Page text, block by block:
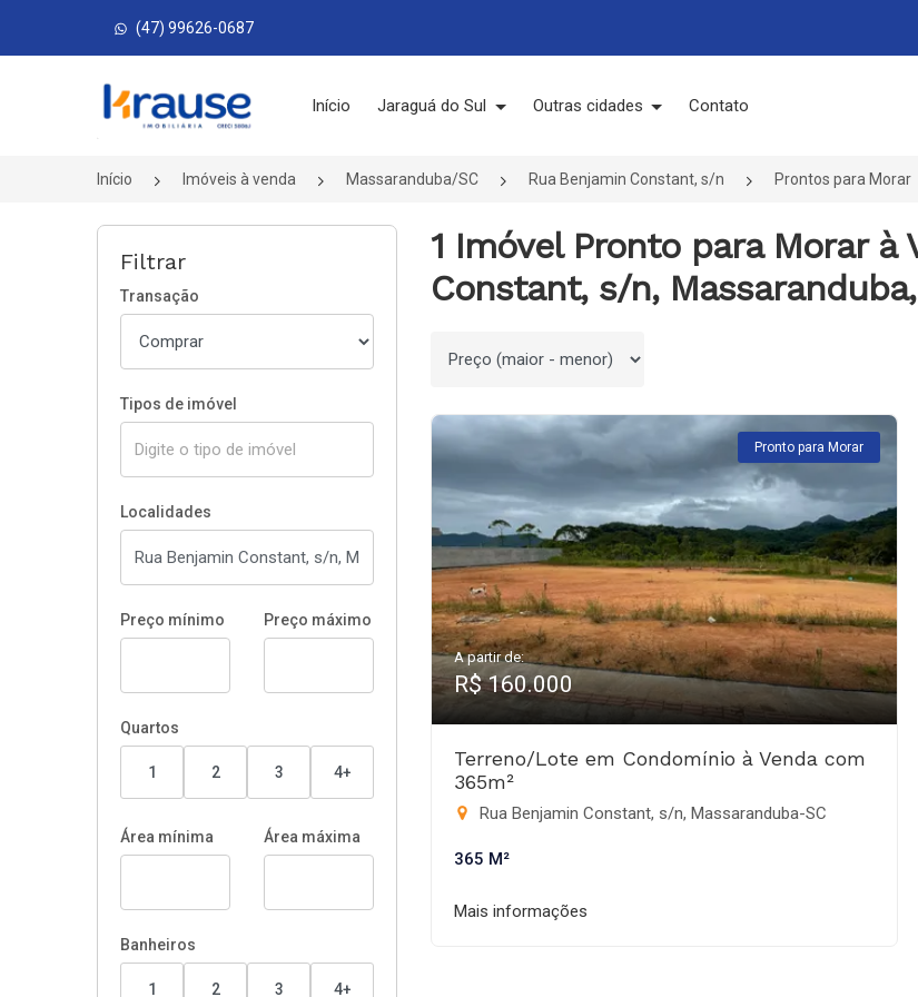
(47) 99626-0687
Página inicial
Início Jaraguá do Sul Outras cidades Contato
Início Imóveis à venda Massaranduba/SC Rua Benjamin Constant, s/n Prontos para Morar
Filtrar
Transação
Tipos de imóvel
Localidades
Preço mínimo Preço máximo
Quartos
1 2 3 4+
Área mínima Área máxima
Banheiros
1 2 3 4+
1 Imóvel Pronto para Morar à
Constant, s/n,
Ordenar por
Pronto para Morar
A partir de:
R$ 160.000
Terreno/Lote em Condomínio à Venda com
365m²
Rua Benjamin Constant, s/n, Massaranduba-SC
365 M²
Mais informações